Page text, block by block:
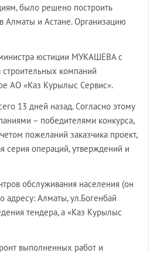
было решено построить
Алматы и Астане. Организацию
министра юстиции МУКАШЕВА с
компаний
АО «Каз Курылыс Сервис».
13 дней назад. Согласно этому
– победителями конкурса,
пожеланий заказчика проект,
серия операций, утверждений и
обслуживания населения (он
адресу: Алматы, ул.Богенбай
тендера, а «Каз Курылыс
выполненных работ и